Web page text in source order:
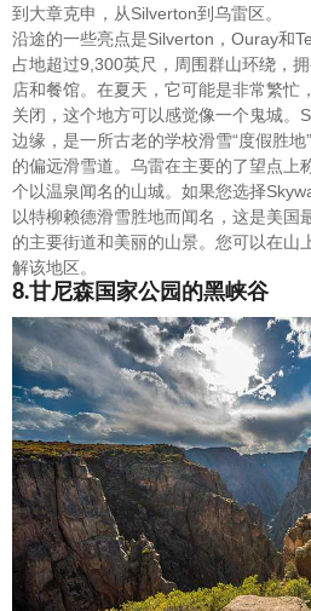
到大章克申，从Silverton到乌雷区。
沿途的一些亮点是Silverton，Ouray和
占地超过9,300英尺，周围群山环绕，
店和餐馆。在夏天，它可能是非常繁忙
关闭，这个地方可以感觉像一个鬼城。
边缘，是一所古老的学校滑雪“度假胜
的偏远滑雪道。乌雷在主要的了望点上
个以温泉闻名的山城。如果您选择
以特柳赖德滑雪胜地而闻名，这是美国
的主要街道和美丽的山景。您可以在山
解该地区。
8.甘尼森国家公园的黑峡谷